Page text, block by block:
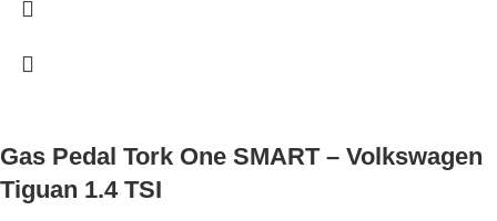
Gas Pedal Tork One SMART – Volkswagen
Tiguan 1.4 TSI